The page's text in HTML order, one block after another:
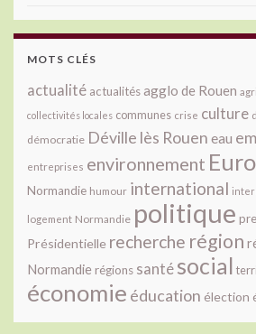
MOTS CLÉS
actualité actualitésagglo de Rouen
collectivités locales communes crise culture
démocratie Déville lès Rouen eau
entreprises environnement
Normandie humour international
logement Normandie politique
Présidentielle recherche région
Normandie régions santésocial
économie éducation élection